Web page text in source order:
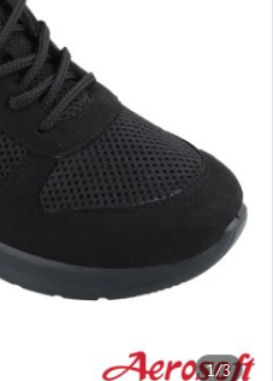
1/3